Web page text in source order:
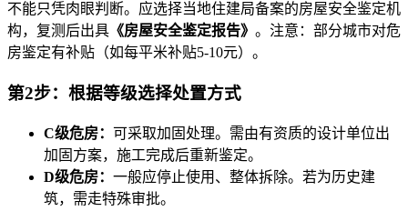
不能只凭肉眼判断。应选择当地住建局备案的房屋安全鉴定机
构，复测后出具 《房屋安全鉴定报告》 。注意：部分城市对危
房鉴定有补贴（如每平米补贴5-10元）。
第2步：根据等级选择处置方式
C级危房： 可采取加固处理。需由有资质的设计单位出
加固方案，施工完成后重新鉴定。
D级危房： 一般应停止使用、整体拆除。若为历史建
筑，需走特殊审批。